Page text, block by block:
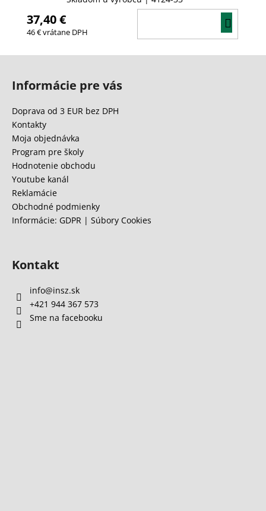
37,40 €
46 € vrátane DPH
Informácie pre vás
Doprava od 3 EUR bez DPH
Kontakty
Moja objednávka
Program pre školy
Hodnotenie obchodu
Youtube kanál
Reklamácie
Obchodné podmienky
Informácie: GDPR | Súbory Cookies
Kontakt
info@insz.sk
+421 944 367 573
Sme na facebooku